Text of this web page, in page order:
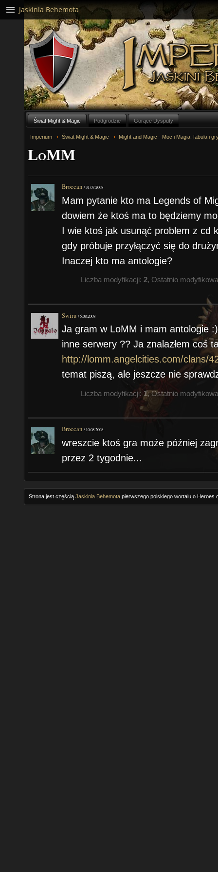
Świat Might & Magic Podgrodzie Gorące Dysputy
Imperium Świat Might & Magic Might and Magic - Moc i Magia, fabuła i
LoMM
Broccan /31.07.2008
Mam pytanie kto ma Legends of
dowiem że ktoś ma to będziemy
I wie ktoś jak usunąć problem z cd
gdy próbuje przyłączyć się do
Inaczej kto ma antologie?
Liczba modyfikacji: 2, Ostatnio
Swiru /5.08.2008
Ja gram w LoMM i mam antologie
inne serwery ?? Ja znalazłem coś
http://lomm.angelcities.com/clans/
temat piszą, ale jeszcze nie
Liczba modyfikacji: 1, Ostatnio
Broccan /10.08.2008
wreszcie ktoś gra może później
przez 2 tygodnie...
Strona jest częścią Jaskinia Behemotapierwszego polskiego wortalu o Heroes
Jaskinia Behemota